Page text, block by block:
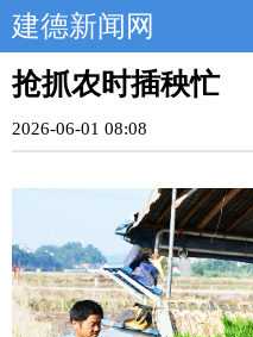
建德新闻网
抢抓农时插秧忙
2026-06-01 08:08